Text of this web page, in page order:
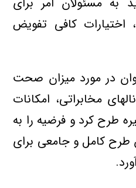
اختیارات‌ کافی‌ تفویض‌
در مورد میزان‌ صحت‌
مخابراتی، امکانات‌
طرح‌ کرد و فرضیه‌ را به‌
طرح‌ کامل‌ و جامعی‌ برای‌